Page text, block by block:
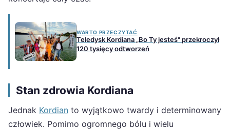
WARTO PRZECZYTAĆ
Teledysk Kordiana „Bo Ty jesteś" przekroczył
120 tysięcy odtworzeń
Stan zdrowia Kordiana
Jednak Kordian to wyjątkowo twardy i determinowany
człowiek. Pomimo ogromnego bólu i wielu